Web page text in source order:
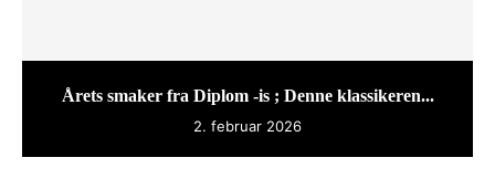
Årets smaker fra Diplom -is ; Denne klassikeren...
2. februar 2026